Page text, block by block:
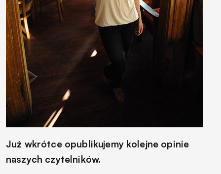
Już wkrótce opublikujemy kolejne opinie
naszych czytelników.